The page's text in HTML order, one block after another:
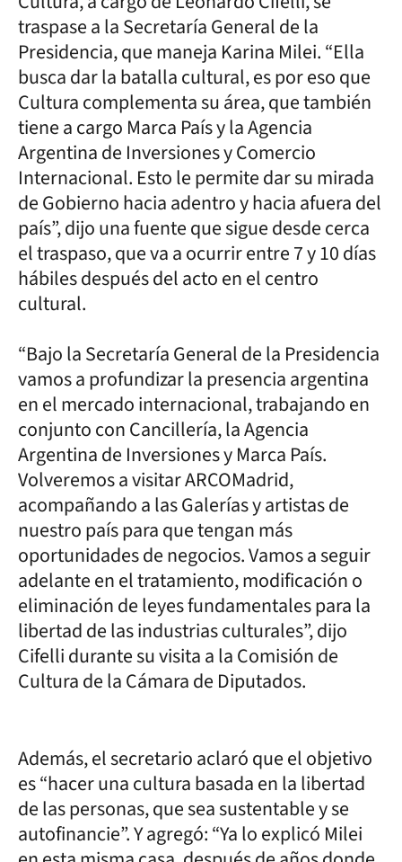
traspase a la Secretaría General de la
Presidencia, que maneja Karina Milei. “Ella
busca dar la batalla cultural, es por eso que
Cultura complementa su área, que también
tiene a cargo Marca País y la Agencia
Argentina de Inversiones y Comercio
Internacional. Esto le permite dar su mirada
de Gobierno hacia adentro y hacia afuera del
país”, dijo una fuente que sigue desde cerca
el traspaso, que va a ocurrir entre 7 y 10 días
hábiles después del acto en el centro
cultural.
“Bajo la Secretaría General de la Presidencia
vamos a profundizar la presencia argentina
en el mercado internacional, trabajando en
conjunto con Cancillería, la Agencia
Argentina de Inversiones y Marca País.
Volveremos a visitar ARCOMadrid,
acompañando a las Galerías y artistas de
nuestro país para que tengan más
oportunidades de negocios. Vamos a seguir
adelante en el tratamiento, modificación o
eliminación de leyes fundamentales para la
libertad de las industrias culturales”, dijo
Cifelli durante su visita a la Comisión de
Cultura de la Cámara de Diputados.
Además, el secretario aclaró que el objetivo
es “hacer una cultura basada en la libertad
de las personas, que sea sustentable y se
autofinancie”. Y agregó: “Ya lo explicó Milei